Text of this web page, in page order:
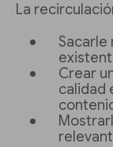
La
Sacarle
Crear
calidad